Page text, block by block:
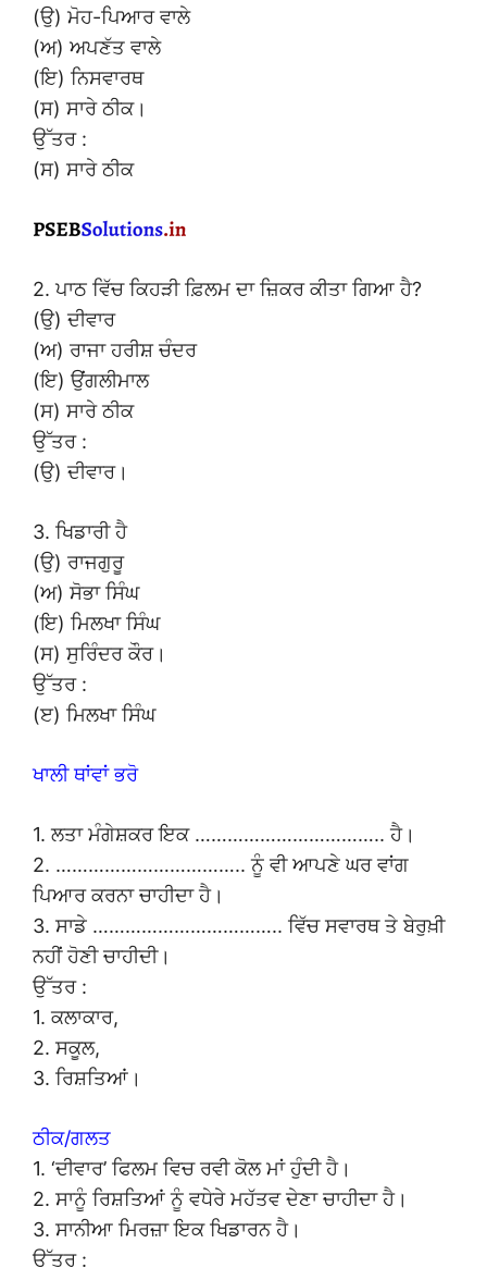
(ਉ) ਮੋਹ-ਪਿਆਰ ਵਾਲੇ
(ਅ) ਅਪਣੱਤ ਵਾਲੇ
(ਇ) ਨਿਸਵਾਰਥ
(ਸ) ਸਾਰੇ ਠੀਕ।
ਉੱਤਰ :
(ਸ) ਸਾਰੇ ਠੀਕ
2. ਪਾਠ ਵਿੱਚ ਕਿਹੜੀ ਫ਼ਿਲਮ ਦਾ ਜ਼ਿਕਰ ਕੀਤਾ ਗਿਆ ਹੈ?
(ਉ) ਦੀਵਾਰ
(ਅ) ਰਾਜਾ ਹਰੀਸ਼ ਚੰਦਰ
(ਇ) ਉਂਗਲੀਮਾਲ
(ਸ) ਸਾਰੇ ਠੀਕ
ਉੱਤਰ :
(ਉ) ਦੀਵਾਰ।
3. ਖਿਡਾਰੀ ਹੈ
(ਉ) ਰਾਜਗੁਰੂ
(ਅ) ਸੋਭਾ ਸਿੰਘ
(ਇ) ਮਿਲਖਾ ਸਿੰਘ
(ਸ) ਸੁਰਿੰਦਰ ਕੌਰ।
ਉੱਤਰ :
(ੲ) ਮਿਲਖਾ ਸਿੰਘ
ਖਾਲੀ ਥਾਂਵਾਂ ਭਰੋ
1. ਲਤਾ ਮੰਗੇਸ਼ਕਰ ਇਕ …………………………….. ਹੈ।
2. …………………………….. ਨੂੰ ਵੀ ਆਪਣੇ ਘਰ ਵਾਂਗ
ਪਿਆਰ ਕਰਨਾ ਚਾਹੀਦਾ ਹੈ।
3. ਸਾਡੇ …………………………….. ਵਿੱਚ ਸਵਾਰਥ ਤੇ ਬੇਰੁਖ਼ੀ
ਨਹੀਂ ਹੋਣੀ ਚਾਹੀਦੀ।
ਉੱਤਰ :
1. ਕਲਾਕਾਰ,
2. ਸਕੂਲ,
3. ਰਿਸ਼ਤਿਆਂ।
ਠੀਕ/ਗਲਤ
1. ‘ਦੀਵਾਰ’ ਫਿਲਮ ਵਿਚ ਰਵੀ ਕੋਲ ਮਾਂ ਹੁੰਦੀ ਹੈ।
2. ਸਾਨੂੰ ਰਿਸ਼ਤਿਆਂ ਨੂੰ ਵਧੇਰੇ ਮਹੱਤਵ ਦੇਣਾ ਚਾਹੀਦਾ ਹੈ।
3. ਸਾਨੀਆ ਮਿਰਜ਼ਾ ਇਕ ਖਿਡਾਰਨ ਹੈ।
ਉੱਤਰ :